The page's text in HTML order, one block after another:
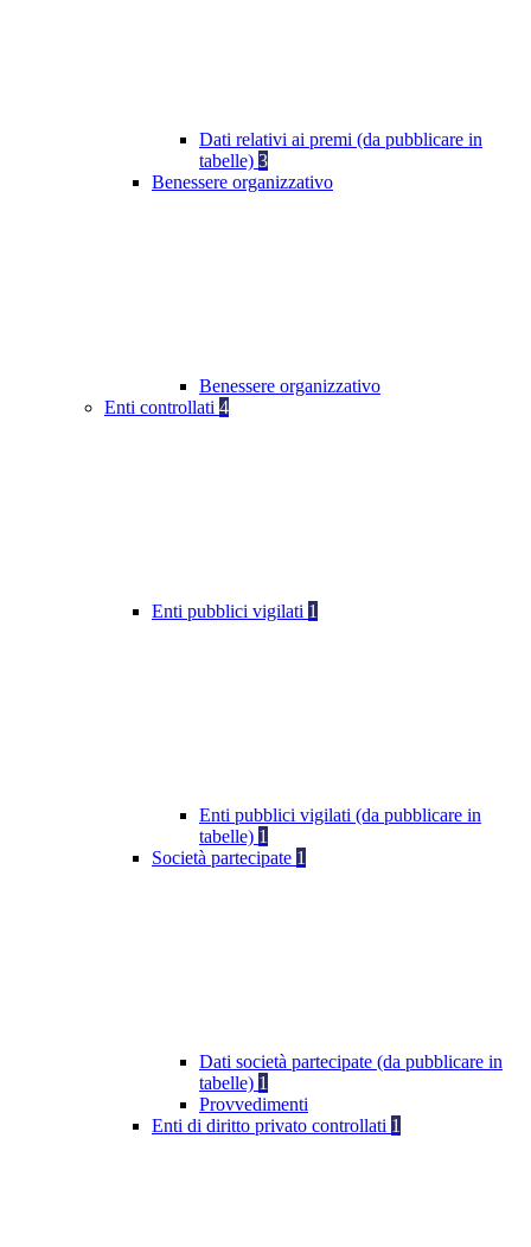
Dati relativi ai premi (da pubblicare in
tabelle) 3
Benessere organizzativo
Benessere organizzativo
Enti controllati 4
Enti pubblici vigilati 1
Enti pubblici vigilati (da pubblicare in
tabelle) 1
Società partecipate 1
Dati società partecipate (da pubblicare in
tabelle) 1
Provvedimenti
Enti di diritto privato controllati 1